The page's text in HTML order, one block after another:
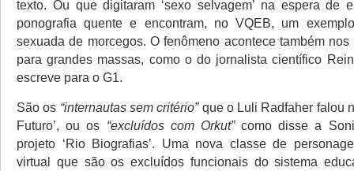
texto. Ou que digitaram ‘sexo selvagem’ na espera de
ponografia quente e encontram, no VQEB, um
sexuada de morcegos. O fenômeno acontece também
para grandes massas, como o do jornalista científico
escreve para o G1.
São os “internautas sem critério”que o Luli Radfaher falou
Futuro’, ou os “excluídos com Orkut”como disse a
projeto ‘Rio Biografias’. Uma nova classe de
virtual que são os excluídos funcionais do sistema